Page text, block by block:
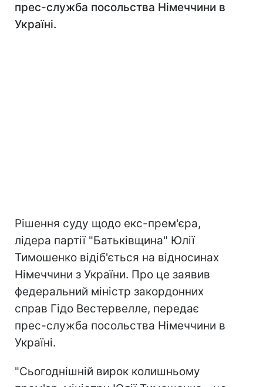
прес-служба посольства Німеччини в
Україні.
Рішення суду щодо екс-прем'єра,
лідера партії "Батьківщина" Юлії
Тимошенко відіб'ється на відносинах
Німеччини з України. Про це заявив
федеральний міністр закордонних
справ Гідо Вестервелле, передає
прес-служба посольства Німеччини в
Україні.
"Сьогоднішній вирок колишньому